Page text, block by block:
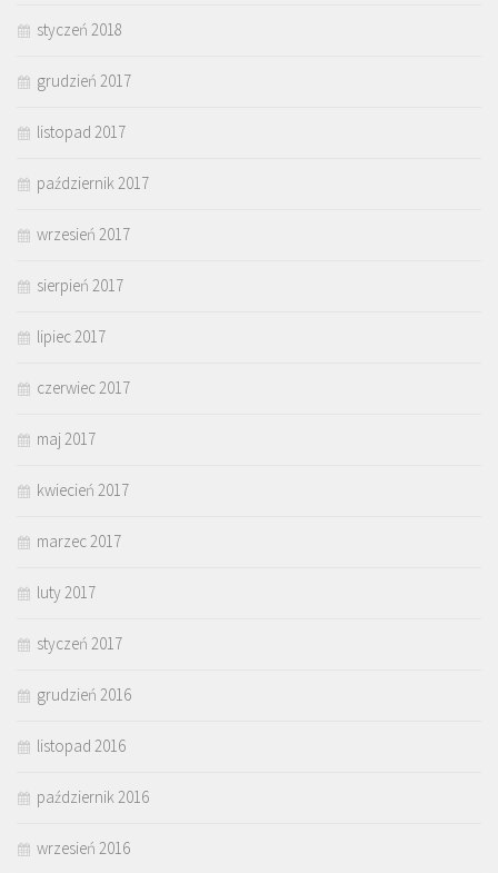
styczeń 2018
grudzień 2017
listopad 2017
październik 2017
wrzesień 2017
sierpień 2017
lipiec 2017
czerwiec 2017
maj 2017
kwiecień 2017
marzec 2017
luty 2017
styczeń 2017
grudzień 2016
listopad 2016
październik 2016
wrzesień 2016